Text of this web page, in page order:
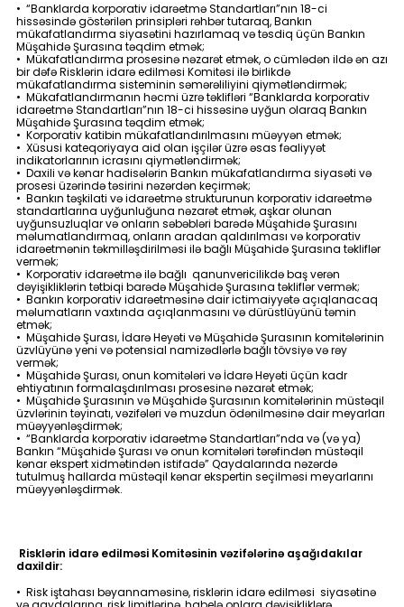
Tariflər
İnsan Resursları
Əlaqə və təkliflər
F.A.Q
• “Banklarda korporativ idarəetmə Standartları”nın 18-ci
hissəsində göstərilən prinsipləri rəhbər tutaraq, Bankın
mükafatlandırma siyasətini hazırlamaq və təsdiq üçün Bankın
Müşahidə Şurasına təqdim etmək;
• Mükafatlandırma prosesinə nəzarət etmək, o cümlədən ildə ən azı
bir dəfə Risklərin idarə edilməsi Komitəsi ilə birlikdə
mükafatlandırma sisteminin səmərəliliyini qiymətləndirmək;
• Mükafatlandırmanın həcmi üzrə təklifləri “Banklarda korporativ
idarəetmə Standartları”nın 18-ci hissəsinə uyğun olaraq Bankın
Müşahidə Şurasına təqdim etmək;
• Korporativ katibin mükafatlandırılmasını müəyyən etmək;
• Xüsusi kateqoriyaya aid olan işçilər üzrə əsas fəaliyyət
indikatorlarının icrasını qiymətləndirmək;
• Daxili və kənar hadisələrin Bankın mükafatlandırma siyasəti və
prosesi üzərində təsirini nəzərdən keçirmək;
• Bankın təşkilati və idarəetmə strukturunun korporativ idarəetmə
standartlarına uyğunluğuna nəzarət etmək, aşkar olunan
uyğunsuzluqlar və onların səbəbləri barədə Müşahidə Şurasını
məlumatlandırmaq, onların aradan qaldırılması və korporativ
idarəetmənin təkmilləşdirilməsi ilə bağlı Müşahidə Şurasına təkliflər
vermək;
• Korporativ idarəetmə ilə bağlı qanunvericilikdə baş verən
dəyişikliklərin tətbiqi barədə Müşahidə Şurasına təkliflər vermək;
• Bankın korporativ idarəetməsinə dair ictimaiyyətə açıqlanacaq
məlumatların vaxtında açıqlanmasını və dürüstlüyünü təmin
etmək;
• Müşahidə Şurası, İdarə Heyəti və Müşahidə Şurasının komitələrinin
üzvlüyünə yeni və potensial namizədlərlə bağlı tövsiyə və rəy
vermək;
• Müşahidə Şurası, onun komitələri və İdarə Heyəti üçün kadr
ehtiyatının formalaşdırılması prosesinə nəzarət etmək;
• Müşahidə Şurasının və Müşahidə Şurasının komitələrinin müstəqil
üzvlərinin təyinatı, vəzifələri və muzdun ödənilməsinə dair meyarları
müəyyənləşdirmək;
• “Banklarda korporativ idarəetmə Standartları”nda və (və ya)
Bankın “Müşahidə Şurası və onun komitələri tərəfindən müstəqil
kənar ekspert xidmətindən istifadə” Qaydalarında nəzərdə
tutulmuş hallarda müstəqil kənar ekspertin seçilməsi meyarlarını
müəyyənləşdirmək.
Risklərin idarə edilməsi Komitəsinin vəzifələrinə aşağıdakılar
daxildir:
• Risk iştahası bəyannaməsinə, risklərin idarə edilməsi siyasətinə